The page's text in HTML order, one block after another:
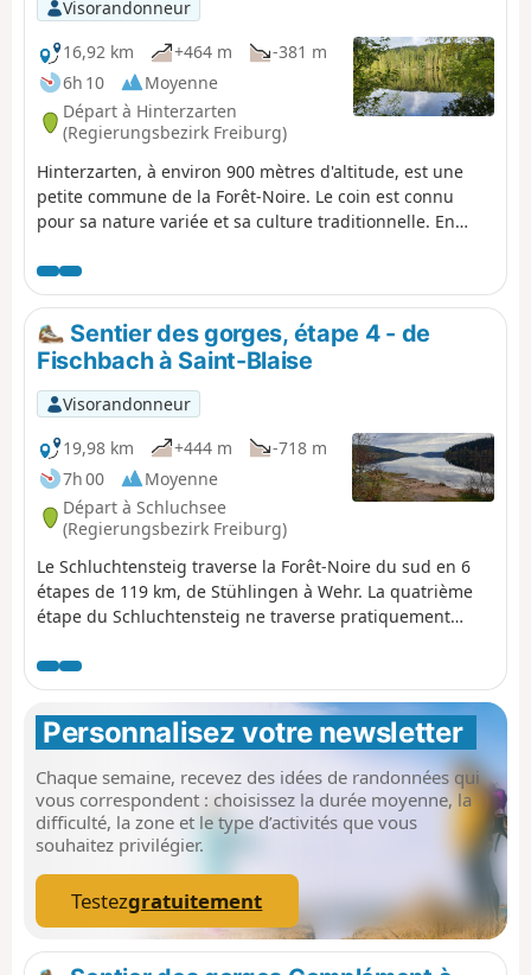
Visorandonneur
16,92 km
+464 m
-381 m
6h 10
Moyenne
Départ à Hinterzarten
(Regierungsbezirk Freiburg)
Hinterzarten, à environ 900 mètres d'altitude, est une
petite commune de la Forêt-Noire. Le coin est connu
pour sa nature variée et sa culture traditionnelle. En
deux sentiers de grande randonnée, le Westweg et le
Querweg Freiburg-Bodensee.
Sentier des gorges, étape 4 - de
Fischbach à Saint-Blaise
Visorandonneur
19,98 km
+444 m
-718 m
7h 00
Moyenne
Départ à Schluchsee
(Regierungsbezirk Freiburg)
Le Schluchtensteig traverse la Forêt-Noire du sud en 6
étapes de 119 km, de Stühlingen à Wehr. La quatrième
étape du Schluchtensteig ne traverse pratiquement
faut toutefois pas sous-estimer le dénivelé, notamment
après l'Unterkrummenhof, où une longue montée attend
les randonneurs, et après St. Blasien, où la descente sur
la route forestière est longue et parfois assez raide. La
Forêt-Noire méridionale, avec ses fermes isolées, se
montre sous son meilleur jour lors de cette étape et offre
régulièrement une vue sur les Alpes. À la fin, on peut
admirer les cascades de Windeck au-dessus de St.
peut aussi très bien se faire en une seule journée.
Personnalisez votre newsletter
Chaque semaine, recevez des idées de randonnées qui
vous correspondent : choisissez la durée moyenne, la
difficulté, la zone et le type d’activités que vous
souhaitez privilégier.
Testezgratuitement